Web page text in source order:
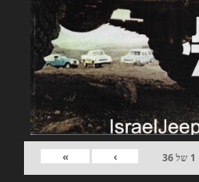
1 של36
›
»